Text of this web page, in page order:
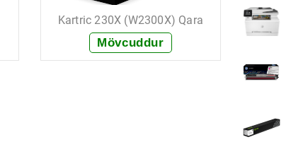
Kartric 230X (W2300X) Qara
Mövcuddur